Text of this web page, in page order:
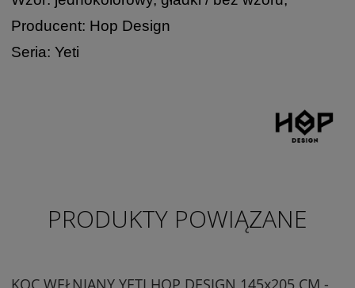
Producent: Hop Design
Seria: Yeti
PRODUKTY POWIĄZANE